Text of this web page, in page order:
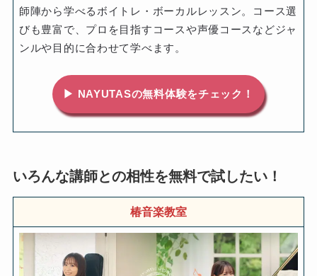
師陣から学べるボイトレ・ボーカルレッスン。コース選
びも豊富で、プロを目指すコースや声優コースなどジャ
ンルや目的に合わせて学べます。
▶ NAYUTASの無料体験をチェック！
いろんな講師との相性を無料で試したい！
椿音楽教室